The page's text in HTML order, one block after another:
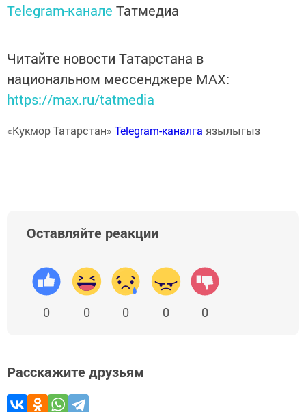
Telegram-канале Татмедиа
Читайте новости Татарстана в
национальном мессенджере MАХ:
https://max.ru/tatmedia
«Кукмор Татарстан» Telegram-каналга язылыгыз
Оставляйте реакции
0 0 0 0 0
Расскажите друзьям